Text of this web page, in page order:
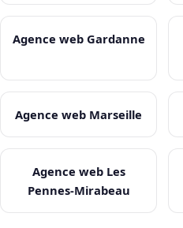
Agence web Gardanne
Agence web Marseille
Agence web Les
Pennes-Mirabeau